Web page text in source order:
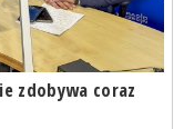
zdobywa coraz